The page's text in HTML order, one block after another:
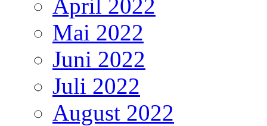
April 2022
Mai 2022
Juni 2022
Juli 2022
August 2022